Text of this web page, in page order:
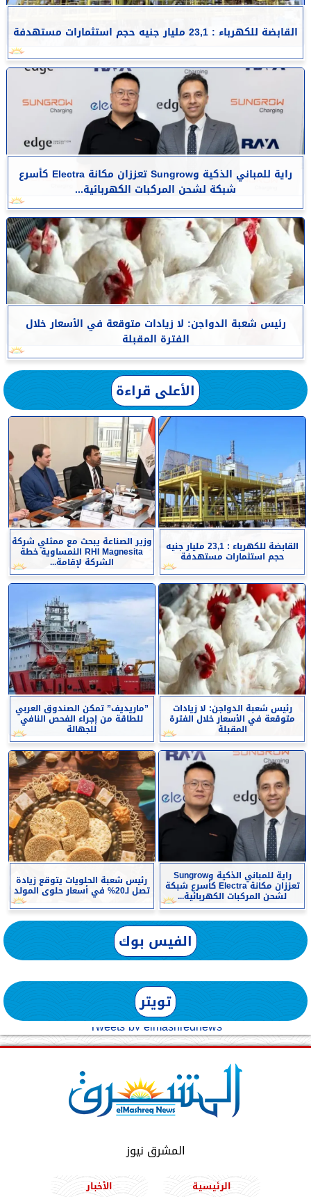
القابضة للكهرباء : 23,1 مليار جنيه حجم استثمارات مستهدفة
راية للمباني الذكية وSungrow تعززان مكانة Electra كأسرع
شبكة لشحن المركبات الكهربائية...
رئيس شعبة الدواجن: لا زيادات متوقعة في الأسعار خلال
الفترة المقبلة
الأعلى قراءة
القابضة للكهرباء : 23,1 مليار جنيه
حجم استثمارات مستهدفة
وزير الصناعة يبحث مع ممثلي شركة
RHI Magnesita النمساوية خطة
الشركة لإقامة...
رئيس شعبة الدواجن: لا زيادات
متوقعة في الأسعار خلال الفترة
المقبلة
”ماريديف” تمكن الصندوق العربي
للطاقة من إجراء الفحص النافي
للجهالة
راية للمباني الذكية وSungrow
تعززان مكانة Electra كأسرع شبكة
لشحن المركبات الكهربائية...
رئيس شعبة الحلويات يتوقع زيادة
تصل لـ20% في أسعار حلوى المولد
الفيس بوك
تويتر
Tweets by elmashreqnews
المشرق نيوز
الرئيسية الأخبار